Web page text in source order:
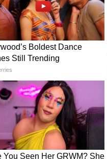
भर्ती प्रक्रिया
सत्ता में
पैमाने पर